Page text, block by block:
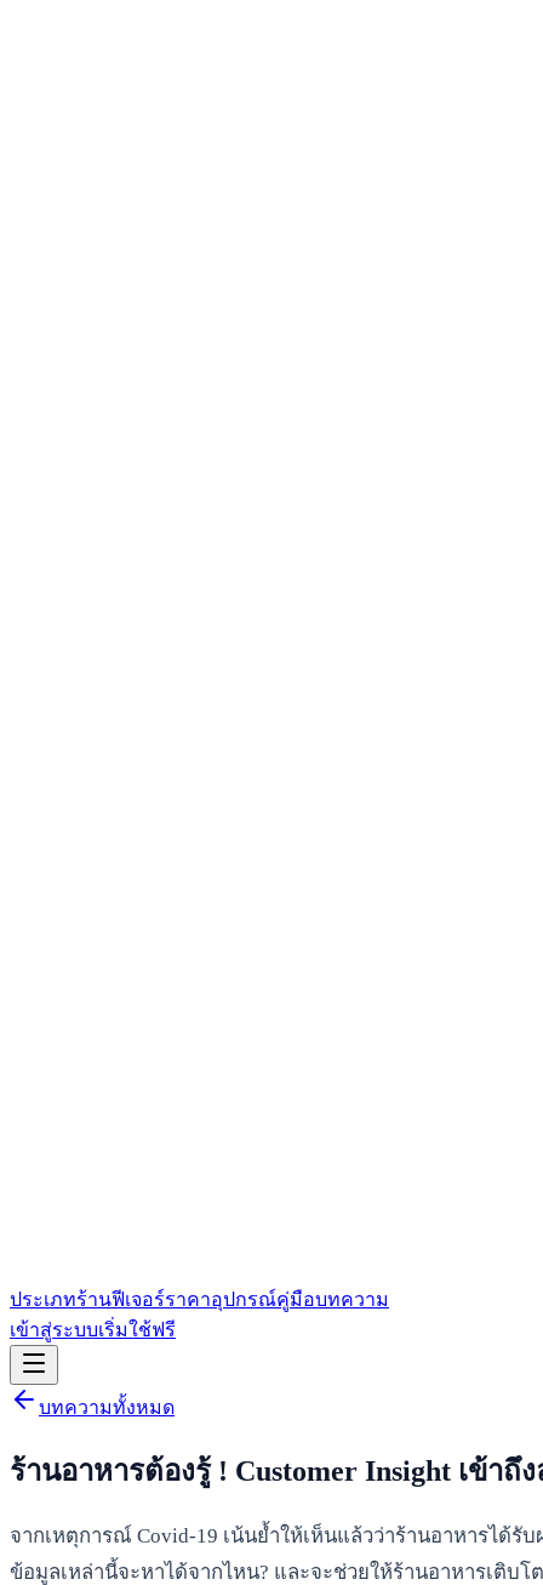
ประเภทร้านฟีเจอร์ราคาอุปกรณ์คู่มือบทความ
เข้าสู่ระบบเริ่มใช้ฟรี
บทความทั้งหมด
ร้านอาหารต้องรู้ ! Customer Insight เข้า
จากเหตุการณ์ Covid-19 เน้นย้ำให้เห็นแล้วว่าร้านอาหารได้
ข้อมูลเหล่านี้จะหาได้จากไหน? และจะช่วยให้ร้านอาหารเติบโ